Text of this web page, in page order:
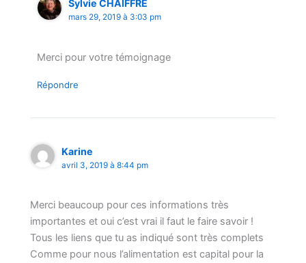
Sylvie CHAIFFRE
mars 29, 2019 à 3:03 pm
Merci pour votre témoignage
Répondre
Karine
avril 3, 2019 à 8:44 pm
Merci beaucoup pour ces informations très
importantes et oui c’est vrai il faut le faire savoir !
Tous les liens que tu as indiqué sont très complets
Comme pour nous l’alimentation est capital pour la